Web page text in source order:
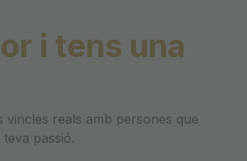
i tens una
vincles reals amb persones que
passió.